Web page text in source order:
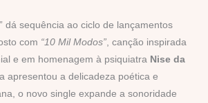
dá sequência ao ciclo de lançamentos
com “10 Mil Modos”, canção inspirada
e em homenagem à psiquiatra Nise da
apresentou a delicadeza poética e
o novo single expande a sonoridade